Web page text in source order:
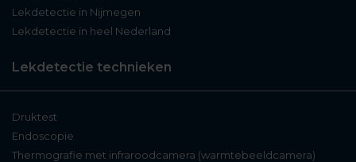
Lekdetectie in Nijmegen
Lekdetectie in heel Nederland
Lekdetectie technieken
Druktest
Endoscopie
Thermografie met infraroodcamera (warmtebeeldcamera)